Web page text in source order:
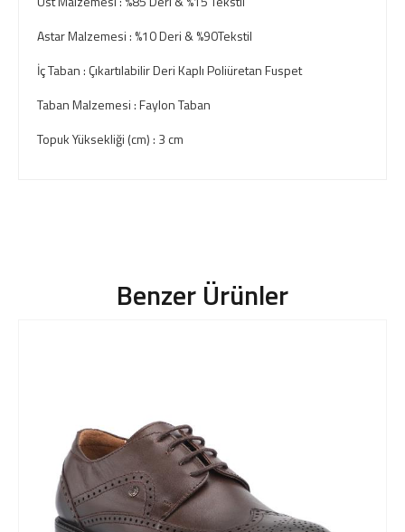
Astar Malzemesi : %10 Deri & %90Tekstil
İç Taban : Çıkartılabilir Deri Kaplı Poliüretan Fuspet
Taban Malzemesi : Faylon Taban
Topuk Yüksekliği (cm) : 3 cm
Benzer Ürünler